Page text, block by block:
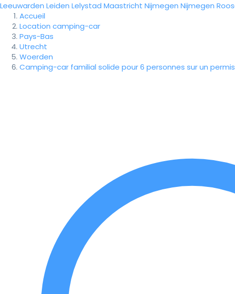
Leeuwarden Leiden Lelystad Maastricht Nijmegen Nijmegen
Accueil
Location camping-car
Pays-Bas
Utrecht
Woerden
Camping-car familial solide pour 6 personnes sur un